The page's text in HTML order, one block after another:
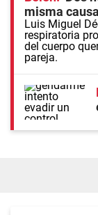
misma
Luis Miguel
respiratoria
del cuerpo
pareja.